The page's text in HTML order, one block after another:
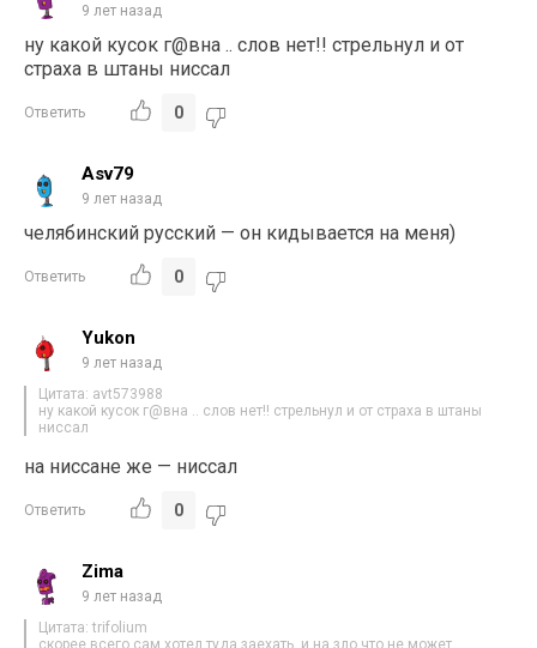
9 лет назад
ну какой кусок г@вна .. слов нет!! стрельнул и от
страха в штаны ниссал
Ответить 0
Asv79
9 лет назад
челябинский русский — он кидывается на меня)
Ответить 0
Yukon
9 лет назад
Цитата: avt573988
ну какой кусок г@вна .. слов нет!! стрельнул и от страха в штаны
ниссал
на ниссане же — ниссал
Ответить 0
Zima
9 лет назад
Цитата: trifolium